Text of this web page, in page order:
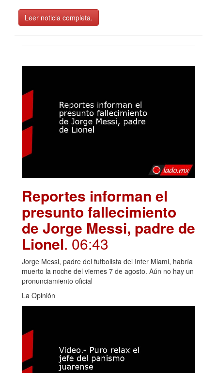
Leer noticia completa.
Reportes informan el
presunto fallecimiento
de Jorge Messi, padre de
Lionel. 06:43
Jorge Messi, padre del futbolista del Inter Miami, habría
muerto la noche del viernes 7 de agosto. Aún no hay un
pronunciamiento oficial
La Opinión